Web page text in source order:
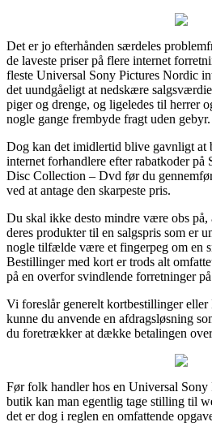
Det er jo efterhånden særdeles
de laveste priser på flere internet
fleste Universal Sony Pictures Nordic
det uundgåeligt at nedskære
piger og drenge, og ligeledes til herrer
nogle gange frembyde fragt uden gebyr.
Dog kan det imidlertid blive gavnligt at
internet forhandlere efter rabatkoder på
Disc Collection – Dvd før du
ved at antage den skarpeste pris.
Du skal ikke desto mindre være obs
deres produkter til en salgspris som er
nogle tilfælde være et fingerpeg om en
Bestillinger med kort er trods alt
på en overfor svindlende forretninger
Vi foreslår generelt kortbestillinger
kunne du anvende en afdragsløsning
du foretrækker at dække betalingen
Før folk handler hos en Universal
butik kan man egentlig tage stilling til
det er dog i reglen en omfattende